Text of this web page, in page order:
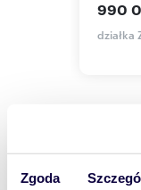
Zgoda
Dla kogo?
Dla
domu
tej
Zapraszam
990
działka